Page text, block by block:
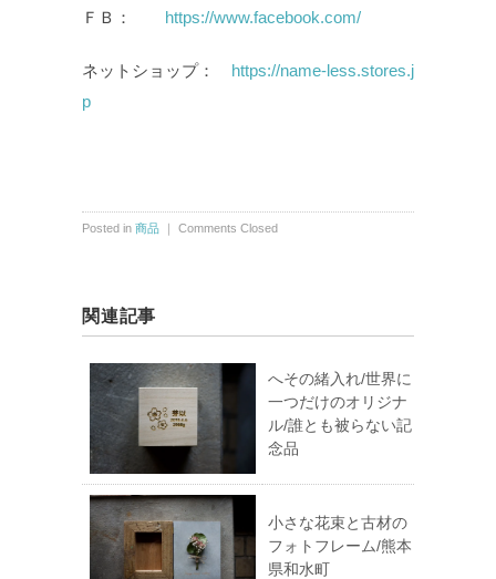
ＦＢ： https://www.facebook.com/
ネットショップ： https://name-less.stores.j
p
Posted in 商品 ｜ Comments Closed
関連記事
へその緒入れ/世界に
一つだけのオリジナ
ル/誰とも被らない記
念品
小さな花束と古材の
フォトフレーム/熊本
県和水町